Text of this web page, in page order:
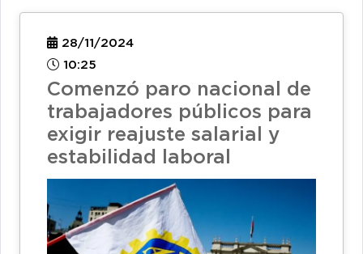
28/11/2024
10:25
Comenzó paro nacional de
trabajadores públicos para
exigir reajuste salarial y
estabilidad laboral